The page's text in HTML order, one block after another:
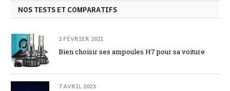
NOS TESTS ET COMPARATIFS
2 FÉVRIER 2021
Bien choisir ses ampoules H7 pour sa voiture
7 AVRIL 2023